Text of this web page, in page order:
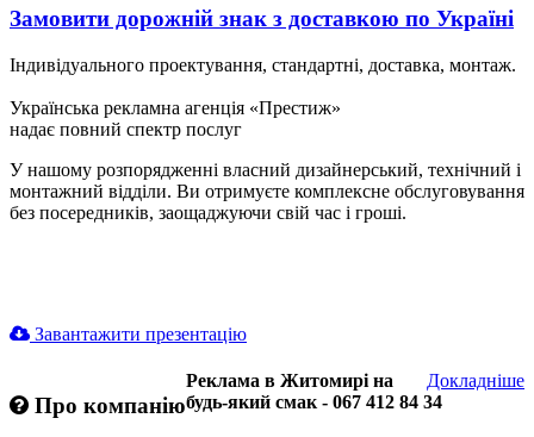
Замовити дорожній знак з доставкою по Україні
Індивідуального проектування, стандартні, доставка, монтаж.
Українська рекламна агенція «Престиж»
надає повний спектр послуг
У нашому розпорядженні власний дизайнерський, технічний і
монтажний відділи. Ви отримуєте комплексне обслуговування
без посередників, заощаджуючи свій час і гроші.
Завантажити презентацію
Про компанію
Докладніше
Реклама в Житомирі на
будь-який смак - 067 412 84 34